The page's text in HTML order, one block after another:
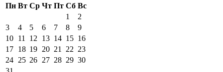
Пн Вт Ср Чт Пт Сб Вс
1
2
3
4 5 6 7 8
9
10 11 12 13 14 15 16
17 18 19 20 21 22 23
24 25 26 27 28 29 30